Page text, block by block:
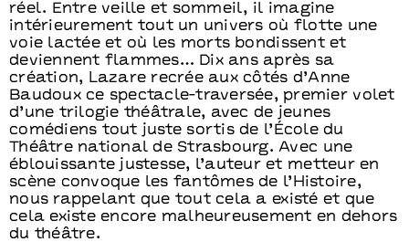
réel. Entre veille et sommeil, il imagine
intérieurement tout un univers où flotte une
voie lactée et où les morts bondissent et
deviennent flammes… Dix ans après sa
création, Lazare recrée aux côtés d’Anne
Baudoux ce spectacle-traversée, premier volet
d’une trilogie théâtrale, avec de jeunes
comédiens tout juste sortis de l’École du
Théâtre national de Strasbourg. Avec une
éblouissante justesse, l’auteur et metteur en
scène convoque les fantômes de l’Histoire,
nous rappelant que tout cela a existé et que
cela existe encore malheureusement en dehors
du théâtre.